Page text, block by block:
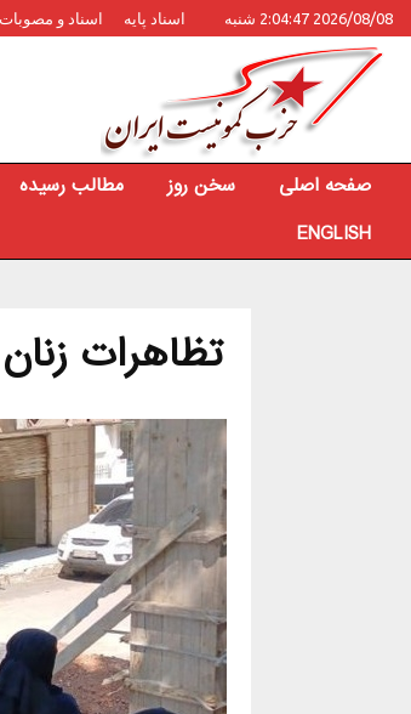
2026/08/08 2:04:47 شنبه اسناد پایه اسناد و مصوبات
صفحه اصلی سخن روز مطالب رسیده
ENGLISH
تظاهرات